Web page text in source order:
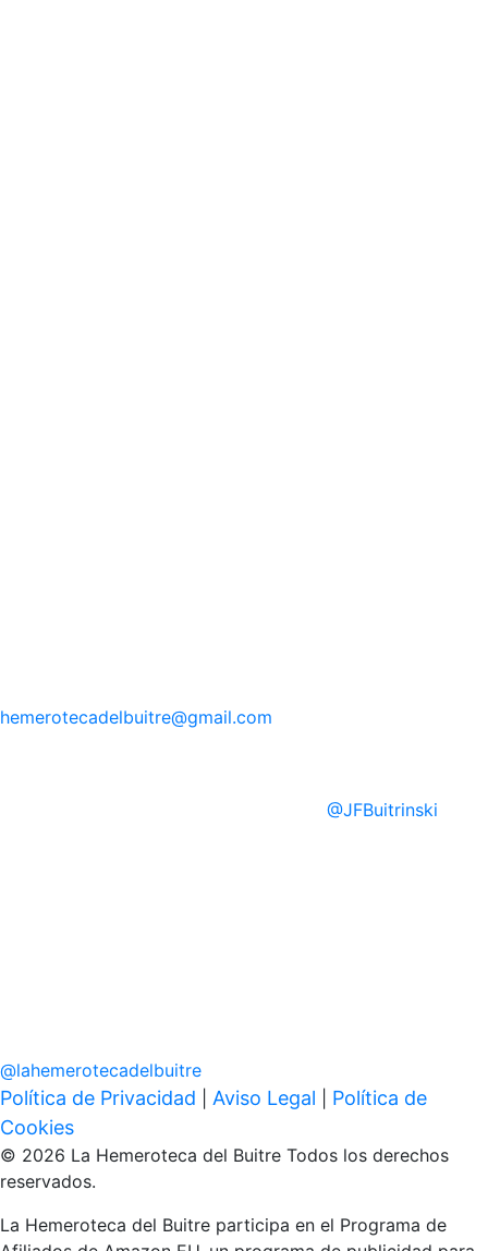
hemerotecadelbuitre@gmail.com
@JFBuitrinski
@lahemerotecadelbuitre
Política de Privacidad Aviso Legal
Política de
Cookies
© 2026 La Hemeroteca del Buitre Todos los derechos
reservados.
La Hemeroteca del Buitre participa en el Programa de